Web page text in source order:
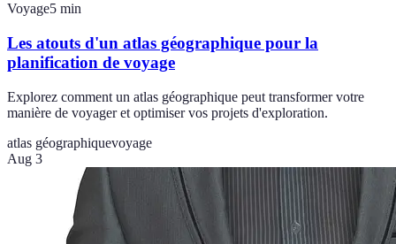
Voyage5 min
Les atouts d'un atlas géographique pour la
planification de voyage
Explorez comment un atlas géographique peut transformer votre
manière de voyager et optimiser vos projets d'exploration.
atlas géographiquevoyage
Aug 3